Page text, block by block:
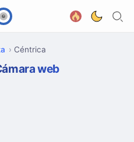
Céntrica
web